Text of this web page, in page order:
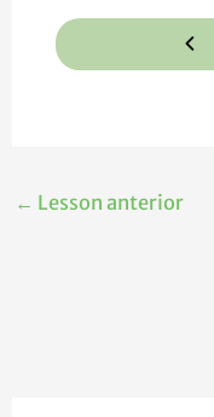
← Lesson anterior